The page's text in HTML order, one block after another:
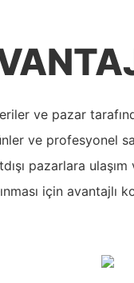
ve pazar
ve profesyonel
pazarlara
için avantajlı